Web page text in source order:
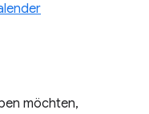
möchten,